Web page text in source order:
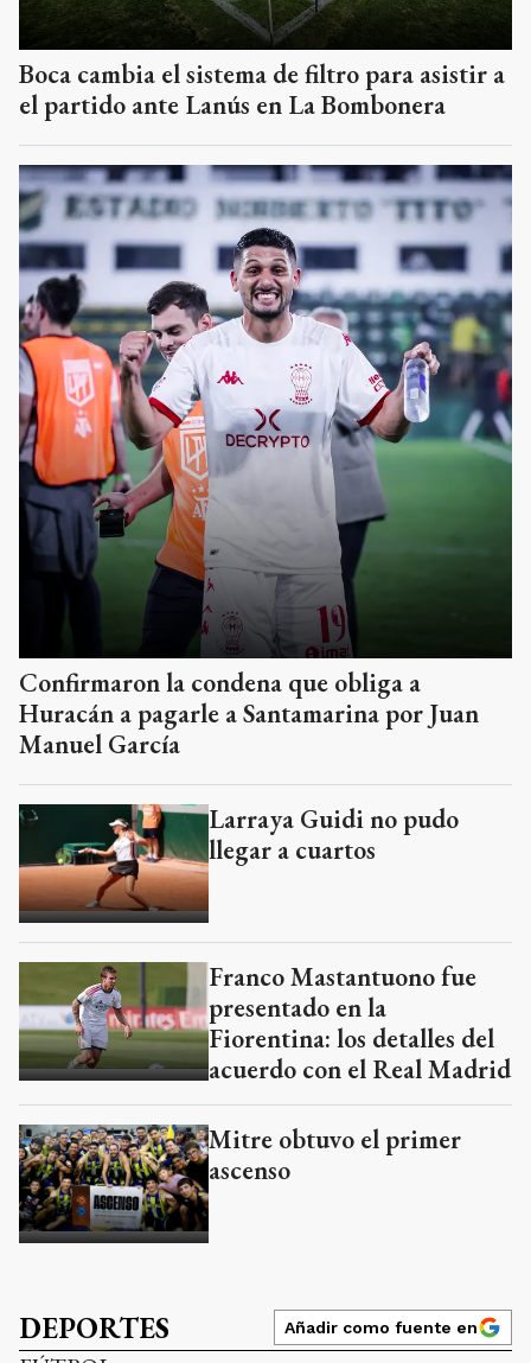
Boca cambia el sistema de filtro para asistir a
el partido ante Lanús en La Bombonera
Confirmaron la condena que obliga a
Huracán a pagarle a Santamarina por Juan
Manuel García
Larraya Guidi no pudo
llegar a cuartos
Franco Mastantuono fue
presentado en la
Fiorentina: los detalles del
acuerdo con el Real Madrid
Mitre obtuvo el primer
ascenso
DEPORTES Añadir como fuente en